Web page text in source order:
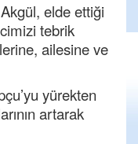
elde ettiği
tebrik
ailesine ve
yürekten
artarak